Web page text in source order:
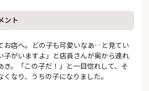
ント
お店へ。どの子も可愛いなあ…と見てい
子がいますよ」と店員さんが奥から連れ
き。「この子だ！」と一目惚れして、そ
なり、うちの子になりました。